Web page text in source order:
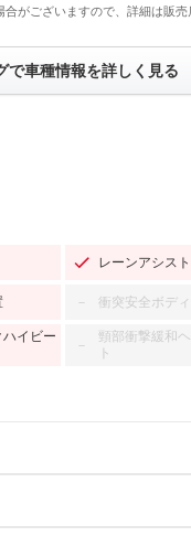
がございますので、詳細は販売
で車種情報を詳しく見る
レーンアシスト
－ 衝突安全ボディ
イビー
－
頸部衝撃緩和
ト